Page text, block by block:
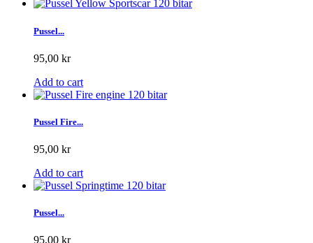
Pussel...
95,00 kr
Add to cart
Pussel Fire...
95,00 kr
Add to cart
Pussel...
95,00 kr